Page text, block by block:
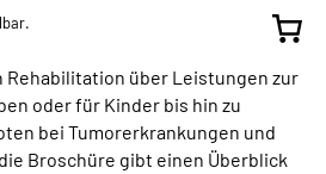
Rehabilitation über Leistungen zur
oder für Kinder bis hin zu
bei Tumorerkrankungen und
Broschüre gibt einen Überblick